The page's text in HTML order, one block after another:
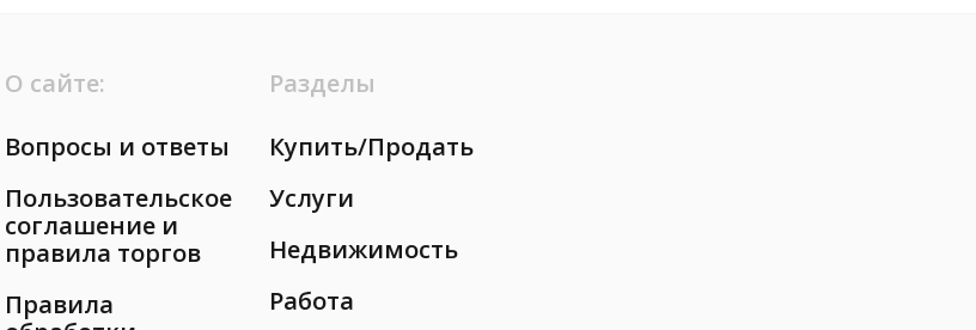
О сайте:
Вопросы и ответы
Пользовательское
соглашение и
правила торгов
Правила
Разделы
Купить/Продать
Услуги
Недвижимость
Работа